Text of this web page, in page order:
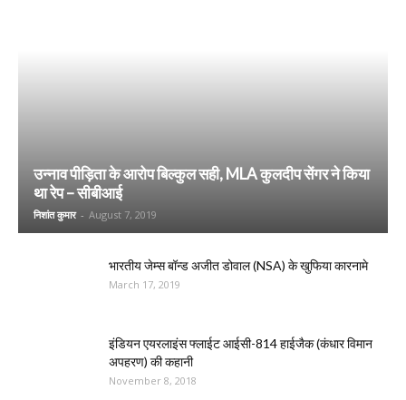
उन्नाव पीड़िता के आरोप बिल्कुल सही, MLA कुलदीप सेंगर ने किया
था रेप – सीबीआई
निशांत कुमार - August 7, 2019
भारतीय जेम्स बॉन्ड अजीत डोवाल (NSA) के खुफिया कारनामे
March 17, 2019
इंडियन एयरलाइंस फ्लाईट आईसी-814 हाईजैक (कंधार विमान
अपहरण) की कहानी
November 8, 2018